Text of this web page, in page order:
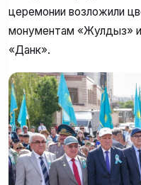
церемонии возложили
монументам «Жулдыз» и
«Данк».